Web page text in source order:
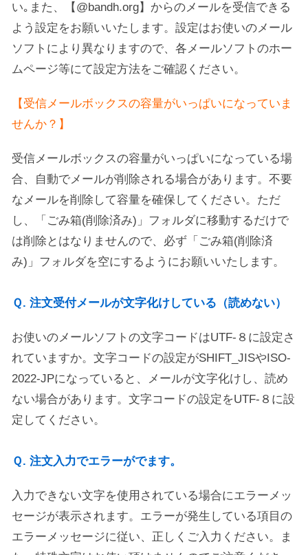
い｡また、【@bandh.org】からのメールを受信できる
よう設定をお願いいたします。設定はお使いのメール
ソフトにより異なりますので、各メールソフトのホー
ムページ等にて設定方法をご確認ください。
【受信メールボックスの容量がいっぱいになっていま
せんか？】
受信メールボックスの容量がいっぱいになっている場
合、自動でメールが削除される場合があります。不要
なメールを削除して容量を確保してください。ただ
し、「ごみ箱(削除済み)」フォルダに移動するだけで
は削除とはなりませんので、必ず「ごみ箱(削除済
み)」フォルダを空にするようにお願いいたします。
Ｑ. 注文受付メールが文字化けしている（読めない）
お使いのメールソフトの文字コードはUTF-８に設定さ
れていますか。文字コードの設定がSHIFT_JISやISO-
2022-JPになっていると、メールが文字化けし、読め
ない場合があります。文字コードの設定をUTF-８に設
定してください。
Ｑ. 注文入力でエラーがでます。
入力できない文字を使用されている場合にエラーメッ
セージが表示されます。エラーが発生している項目の
エラーメッセージに従い、正しくご入力ください。ま